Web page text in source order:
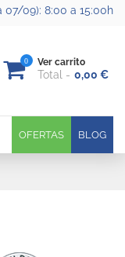
07/09): 8:00 a 15:00h
0 Ver carrito
Total 0,00 €
BLOG
OFERTAS